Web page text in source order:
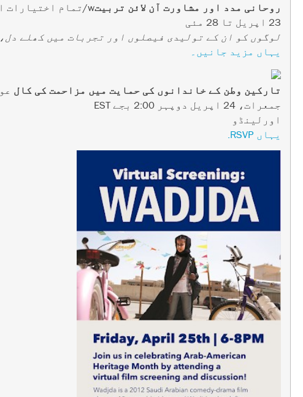
روحانی مدد اور مشاورت آن لائن تربیتw/تمام اختیارات اور ایمان بلند آواز میں
23 اپریل تا 28 مئی
لوگوں کو ان کے تولیدی فیصلوں اور تجربات میں کھلے
یہاں مزید جانیں۔
تارکین وطن کے خاندانوں کی حمایت میں مزاحمت کی کال
جمعرات، 24 اپریل دوپہر 2:00 بجے EST
اورلینڈو
یہاں RSVP.